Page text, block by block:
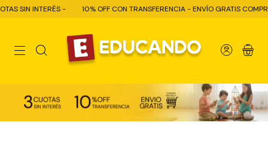
INTERÉS - 10% OFF CON TRANSFERENCIA - ENVÍO GRATIS COMPRAS
0